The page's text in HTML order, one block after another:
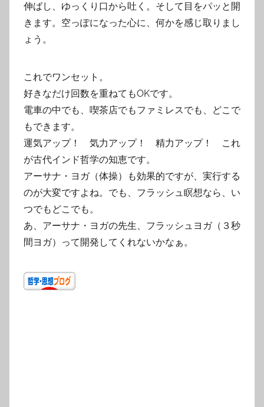
伸ばし、ゆっくり口から吐く。そして目をパッと開
きます。空っぽになった心に、何かを感じ取りまし
ょう。
これでワンセット。
好きなだけ回数を重ねてもOKです。
電車の中でも、喫茶店でもファミレスでも、どこで
もできます。
運気アップ！ 気力アップ！ 精力アップ！ これ
が古代インド哲学の知恵です。
アーサナ・ヨガ（体操）も効果的ですが、実行する
のが大変ですよね。でも、フラッシュ瞑想なら、い
つでもどこでも。
あ、アーサナ・ヨガの先生、フラッシュヨガ（３秒
間ヨガ）って開発してくれないかなぁ。